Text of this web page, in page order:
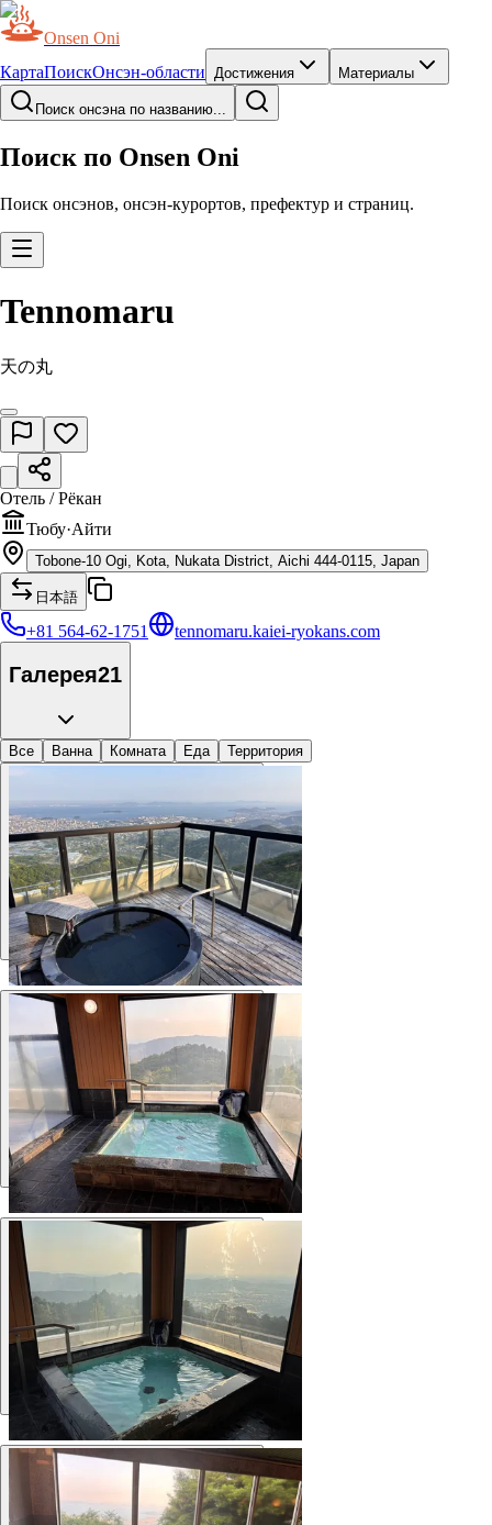
Onsen Oni
КартаПоискОнсэн-области Достижения Материалы
Поиск онсэна по названию...
Поиск по Onsen Oni
Поиск онсэнов, онсэн-курортов, префектур и страниц.
Tennomaru
天の丸
Отель / Рёкан
Тюбу·Айти
Tobone-10 Ogi, Kota, Nukata District, Aichi 444-0115, Japan
日本語
+81 564-62-1751 tennomaru.kaiei-ryokans.com
Галерея21
Все Ванна Комната Еда Территория
Ванна
Ванна
Ванна